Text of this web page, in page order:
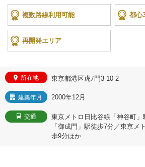
複数路線利用可能 都心
再開発エリア
所在地 東京都港区虎ﾉ門3-10-2
建築年月 2000年12月
交通
東京メトロ日比谷線「神谷町
「御成門」駅徒歩7分／東京メ
歩9分ほか